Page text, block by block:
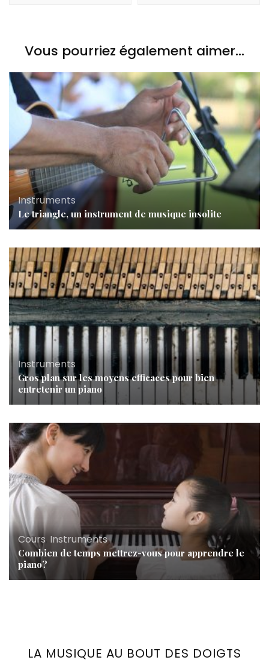
Vous pourriez également aimer...
Instruments
Le triangle, un instrument de musique insolite
Instruments
Gros plan sur les moyens efficaces pour bien
entretenir un piano
Cours, Instruments
Combien de temps mettrez-vous pour apprendre le
piano?
LA MUSIQUE AU BOUT DES DOIGTS